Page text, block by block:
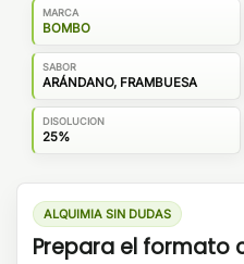
MARCA
BOMBO
SABOR
ARÁNDANO, FRAMBUESA
DISOLUCION
25%
ALQUIMIA SIN DUDAS
Prepara el formato